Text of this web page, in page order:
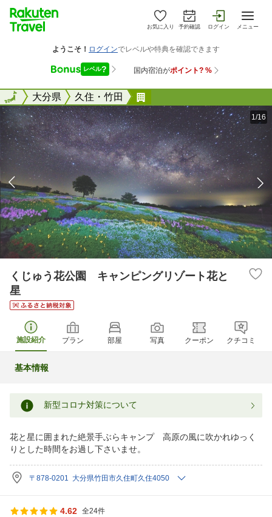
お気に入り 予約確認 ログイン メニュー
全国大分県 久住・竹田
全国
1/16
くじゅう花公園 キャンピングリゾート花と
星
施設紹介 プラン 部屋 写真 クーポン クチコミ
基本情報
新型コロナ対策について
花と星に囲まれた絶景手ぶらキャンプ 高原の風に吹かれゆっく
りとした時間をお過し下さいませ。
〒878-0201 大分県竹田市久住町久住4050
4.62 全24件